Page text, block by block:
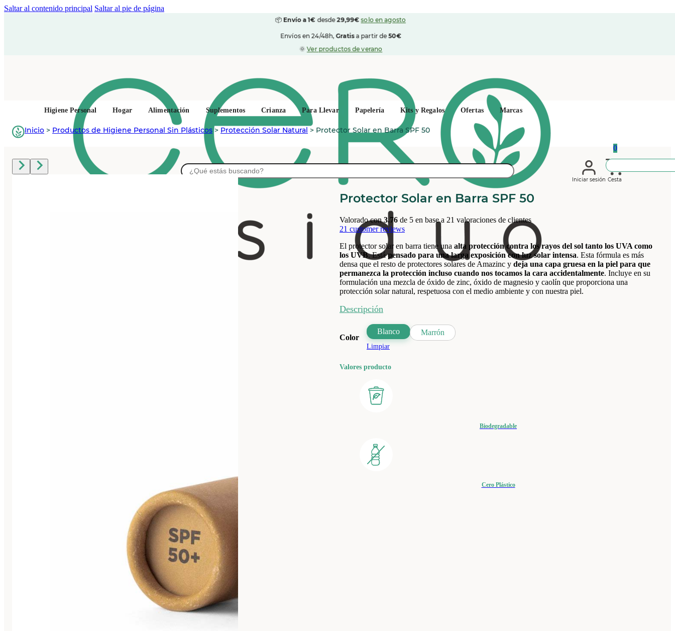
Saltar al contenido principal Saltar al pie de página
📦Envío a 1€desde29,99€ solo en agosto
Envíos en 24/48h,Gratisa partir de50€
🌞Ver productos de verano
Buscar
Iniciar sesión
0
Cesta
Higiene Personal Hogar Alimentación Suplementos Crianza Para Llevar Papelería Kits y Regalos Ofertas Marcas
Inicio > Productos de Higiene Personal Sin Plásticos> Protección Solar Natural > Protector Solar en Barra SPF 50
Protector Solar en Barra SPF 50
Valorado con3.76 de 5 en base a 21 valoraciones de clientes
21 customer reviews
El protector solar en barra tiene una alta protección contra los rayos del sol tanto los UVA como
los UVB. Estápensado para una larga exposición con luz solar intensa. Esta fórmula es más
densa que el resto de protectores solares de Amazinc y deja una capa gruesa en la piel para que
permanezca la protección incluso cuando nos tocamos la cara accidentalmente. Incluye en su
formulación una mezcla de óxido de zinc, óxido de magnesio y caolín que proporciona una
protección solar natural, respetuosa con el medio ambiente y con nuestra piel.
Descripción
Color
Blanco Marrón
Limpiar
Valores producto
Biodegradable
Cero Plástico